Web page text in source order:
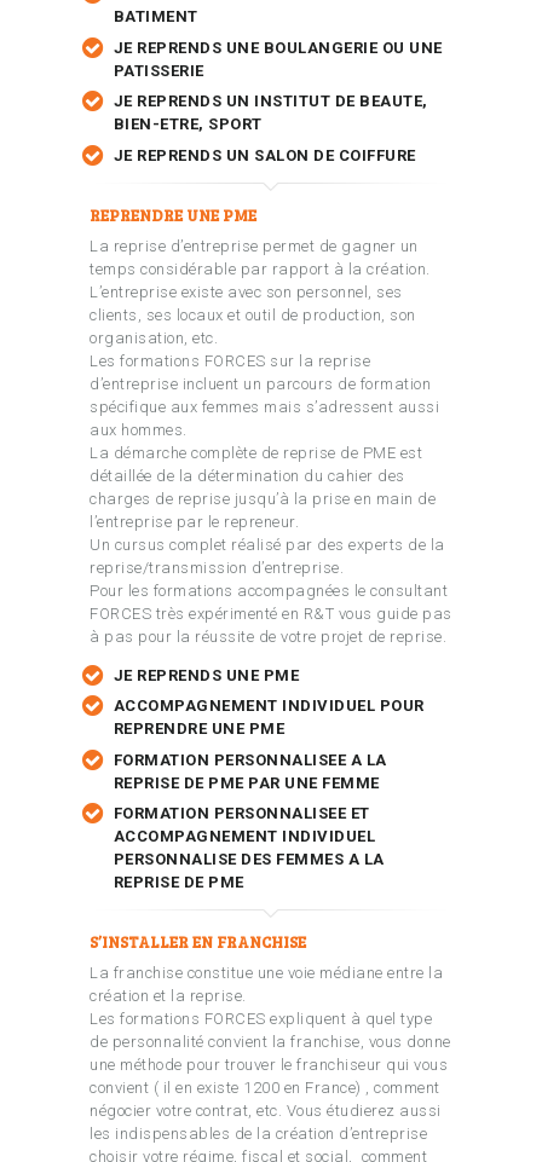
BATIMENT
JE REPRENDS UNE BOULANGERIE OU UNE
PATISSERIE
JE REPRENDS UN INSTITUT DE BEAUTE,
BIEN-ETRE, SPORT
JE REPRENDS UN SALON DE COIFFURE
REPRENDRE UNE PME
La reprise d’entreprise permet de gagner un
temps considérable par rapport à la création.
L’entreprise existe avec son personnel, ses
clients, ses locaux et outil de production, son
organisation, etc.
Les formations FORCES sur la reprise
d’entreprise incluent un parcours de formation
spécifique aux femmes mais s’adressent aussi
aux hommes.
La démarche complète de reprise de PME est
détaillée de la détermination du cahier des
charges de reprise jusqu’à la prise en main de
l’entreprise par le repreneur.
Un cursus complet réalisé par des experts de la
reprise/transmission d’entreprise.
Pour les formations accompagnées le consultant
FORCES très expérimenté en R&T vous guide pas
à pas pour la réussite de votre projet de reprise.
JE REPRENDS UNE PME
ACCOMPAGNEMENT INDIVIDUEL POUR
REPRENDRE UNE PME
FORMATION PERSONNALISEE A LA
REPRISE DE PME PAR UNE FEMME
FORMATION PERSONNALISEE ET
ACCOMPAGNEMENT INDIVIDUEL
PERSONNALISE DES FEMMES A LA
REPRISE DE PME
S’INSTALLER EN FRANCHISE
La franchise constitue une voie médiane entre la
création et la reprise.
Les formations FORCES expliquent à quel type
de personnalité convient la franchise, vous donne
une méthode pour trouver le franchiseur qui vous
convient ( il en existe 1200 en France) , comment
négocier votre contrat, etc. Vous étudierez aussi
les indispensables de la création d’entreprise
choisir votre régime, fiscal et social, comment